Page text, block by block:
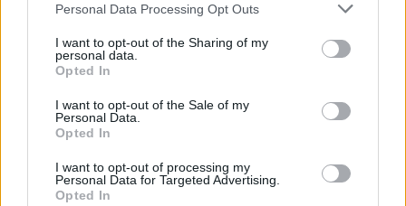
Personal Data Processing Opt Outs
I want to opt-out of the Sharing of my
personal data.
Opted In
I want to opt-out of the Sale of my
Personal Data.
Opted In
I want to opt-out of processing my
Personal Data for Targeted Advertising.
Opted In
Αποδέχομαι τους
και την πολιτική απορρήτου